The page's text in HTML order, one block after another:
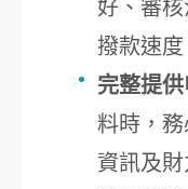
好、審
撥款速度
完整提供
料時，
資訊及